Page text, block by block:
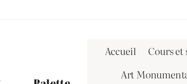
Accueil Cours et
Art